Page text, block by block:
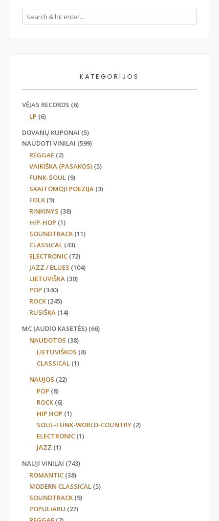
KATEGORIJOS
VĖJAS RECORDS (6)
LP (6)
DOVANŲ KUPONAI (5)
NAUDOTI VINILAI (599)
REGGAE (2)
VAIKIŠKA (PASAKOS) (5)
FUNK-SOUL (9)
SKAITOMOJI POEZIJA (3)
FOLK (9)
RINKINYS (38)
HIP-HOP (1)
SOUNDTRACK (11)
CLASSICAL (43)
ELECTRONIC (72)
JAZZ / BLUES (104)
LIETUVIŠKA (30)
POP (340)
ROCK (245)
RUSIŠKA (14)
MC (AUDIO KASETĖS) (66)
NAUDOTOS (38)
LIETUVIŠKOS (8)
CLASSICAL (1)
NAUJOS (22)
POP (8)
ROCK (6)
HIP HOP (1)
SOUL-FUNK-WORLD-COUNTRY (2)
ELECTRONIC (1)
JAZZ (1)
NAUJI VINILAI (743)
ROMANTIC (38)
MODERN CLASSICAL (5)
SOUNDTRACK (9)
POPULIARU (22)